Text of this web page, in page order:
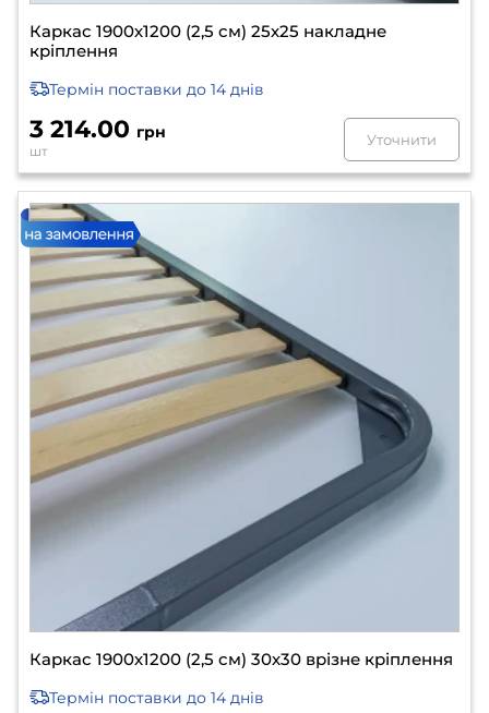
Каркас 1900х1200 (2,5 см) 25х25 накладне
кріплення
Термін поставки до 14 днів
3 214.00 грн
шт
Уточнити
Каркас 1900х1200 (2,5 см) 30х30 врізне кріплення
Термін поставки до 14 днів